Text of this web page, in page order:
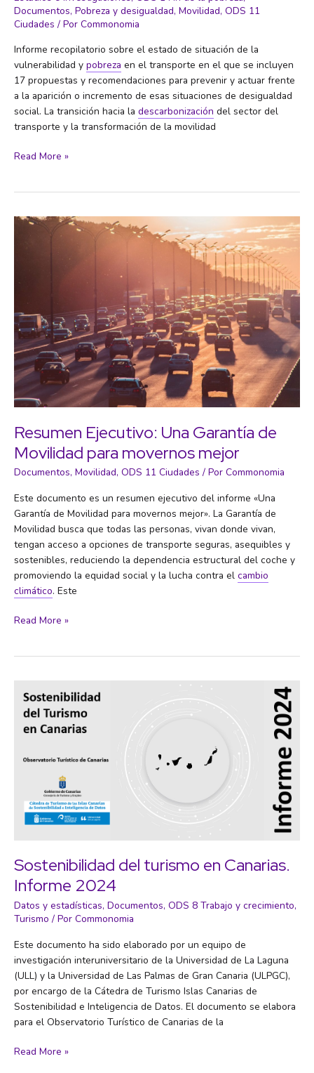
Documentos, Pobreza y desigualdad, Movilidad, ODS 11
Ciudades / Por Commonomia
Informe recopilatorio sobre el estado de situación de la
vulnerabilidad y pobreza en el transporte en el que se incluyen
17 propuestas y recomendaciones para prevenir y actuar frente
a la aparición o incremento de esas situaciones de desigualdad
social. La transición hacia la descarbonización del sector del
transporte y la transformación de la movilidad
Vulnerabilidad
el
transporte
Read More »
Resumen Ejecutivo: Una Garantía de
Movilidad para movernos mejor
Documentos, Movilidad, ODS 11 Ciudades / Por Commonomia
Este documento es un resumen ejecutivo del informe «Una
Garantía de Movilidad para movernos mejor». La Garantía de
Movilidad busca que todas las personas, vivan donde vivan,
tengan acceso a opciones de transporte seguras, asequibles y
sostenibles, reduciendo la dependencia estructural del coche y
promoviendo la equidad social y la lucha contra el cambio
climático. Este
Resumen
Movilidad
para
movernos
Read More »
Sostenibilidad del turismo en Canarias.
Informe 2024
Datos y estadísticas, Documentos, ODS 8 Trabajo y crecimiento,
Turismo / Por Commonomia
Este documento ha sido elaborado por un equipo de
investigación interuniversitario de la Universidad de La Laguna
(ULL) y la Universidad de Las Palmas de Gran Canaria (ULPGC),
por encargo de la Cátedra de Turismo Islas Canarias de
Sostenibilidad e Inteligencia de Datos. El documento se elabora
para el Observatorio Turístico de Canarias de la
Sostenibilidad
Read More »